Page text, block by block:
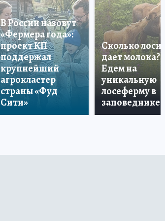
В России назовут
«Фермера года»:
проект КП
поддержал
крупнейший
агрокластер
страны «Фуд
Сити»
Сколько лосиха
дает молока?
Едем на
уникальную
лосеферму в
заповеднике!